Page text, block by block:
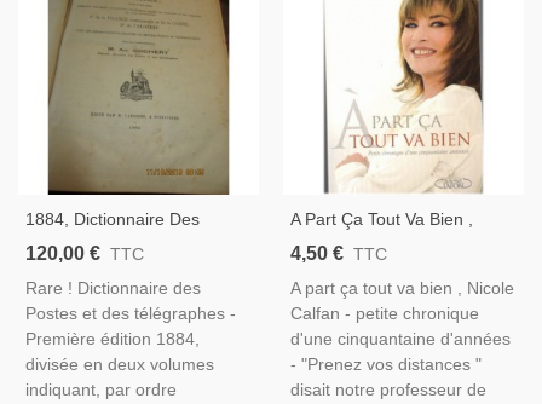
1884, Dictionnaire Des
Postes Et Des Télégraphes
L'Algérie, Cochery - Annuaire
Algérie, France, Généalogie,
120,00 € TTC
Rare ! Dictionnaire des
Postes et des télégraphes -
Première édition 1884,
divisée en deux volumes
indiquant, par ordre
A Part Ça Tout Va Bien ,
Nicole Calfan, 2006 - La
Biographie Actrice
4,50 € TTC
A part ça tout va bien , Nicole
Calfan - petite chronique
d'une cinquantaine d'années
- "Prenez vos distances "
disait notre professeur de